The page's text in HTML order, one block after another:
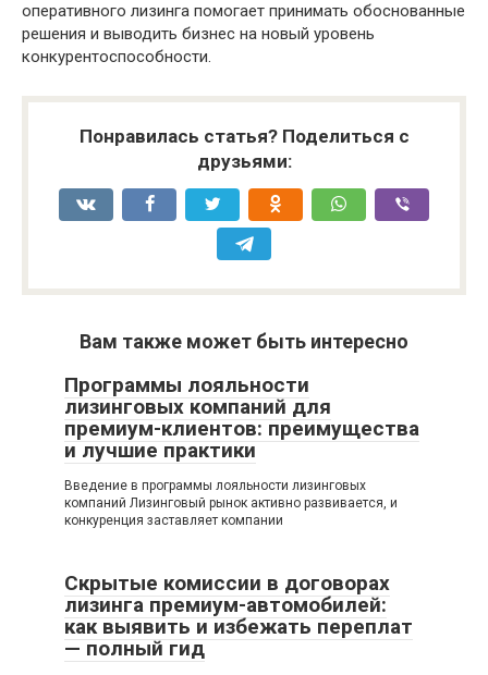
оперативного лизинга помогает принимать обоснованные
решения и выводить бизнес на новый уровень
конкурентоспособности.
Понравилась статья? Поделиться с
друзьями:
Вам также может быть интересно
Программы лояльности
лизинговых компаний для
премиум-клиентов: преимущества
и лучшие практики
Введение в программы лояльности лизинговых
компаний Лизинговый рынок активно развивается, и
конкуренция заставляет компании
Скрытые комиссии в договорах
лизинга премиум-автомобилей:
как выявить и избежать переплат
— полный гид